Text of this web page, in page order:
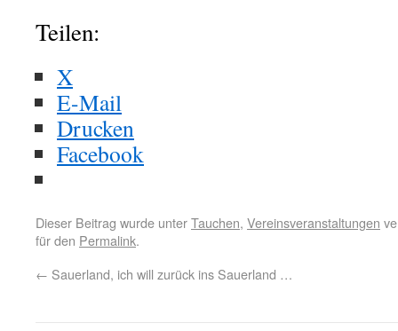
Teilen:
X
E-Mail
Drucken
Facebook
Dieser Beitrag wurde unterTauchen, Vereinsveranstaltungen
für den Permalink.
← Sauerland, ich will zurück ins Sauerland …